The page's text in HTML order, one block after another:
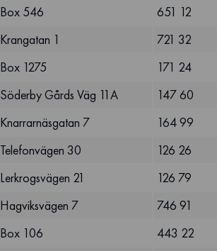
Box 546 651 12
Krangatan 1 721 32
Box 1275 171 24
Söderby Gårds Väg 11A 147 60
Knarrarnäsgatan 7 164 99
Telefonvägen 30 126 26
Lerkrogsvägen 21 126 79
Hagviksvägen 7 746 91
Box 106 443 22